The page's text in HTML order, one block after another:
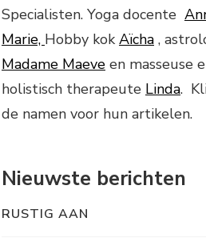
Specialisten. Yoga docente
Marie, Hobby kok Aïcha,
Madame Maeveen masseuse
holistisch therapeute Linda.
de namen voor hun artikelen.
Nieuwste berichten
RUSTIG AAN